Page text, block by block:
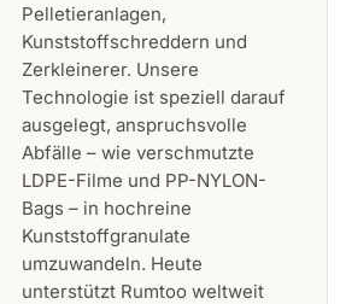
Pelletieranlagen,
Kunststoffschreddern und
Zerkleinerer. Unsere
Technologie ist speziell darauf
ausgelegt, anspruchsvolle
Abfälle – wie verschmutzte
LDPE-Filme und PP-NYLON-
Bags – in hochreine
Kunststoffgranulate
umzuwandeln. Heute
unterstützt Rumtoo weltweit